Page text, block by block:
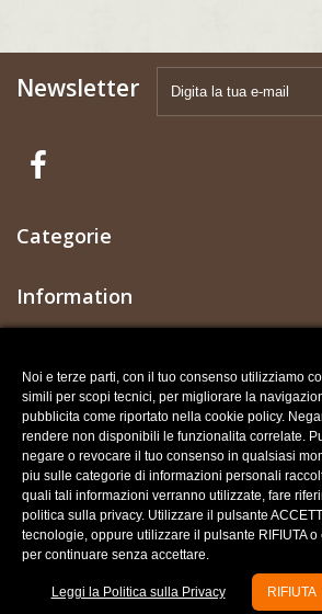
Newsletter
Categorie
Information
Informazioni negozio
Recesso dal contratto
Traccia stato del recesso
Noi e terze parti, con il tuo consenso utilizziamo
simili per scopi tecnici, per migliorare la
pubblicita come riportato nella cookie policy.
rendere non disponibili le funzionalita correlate.
negare o revocare il tuo consenso in qualsiasi
piu sulle categorie di informazioni personali
quali tali informazioni verranno utilizzate, fare
politica sulla privacy. Utilizzare il pulsante
tecnologie, oppure utilizzare il pulsante RIFIUTA
per continuare senza accettare.
Leggi la Politica sulla Privacy RIFIUTA